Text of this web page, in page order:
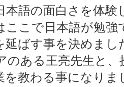
本語の面白さを体験
ここで日本語が勉
延ばす事を決めま
のある王亮先生と
を教わる事になり